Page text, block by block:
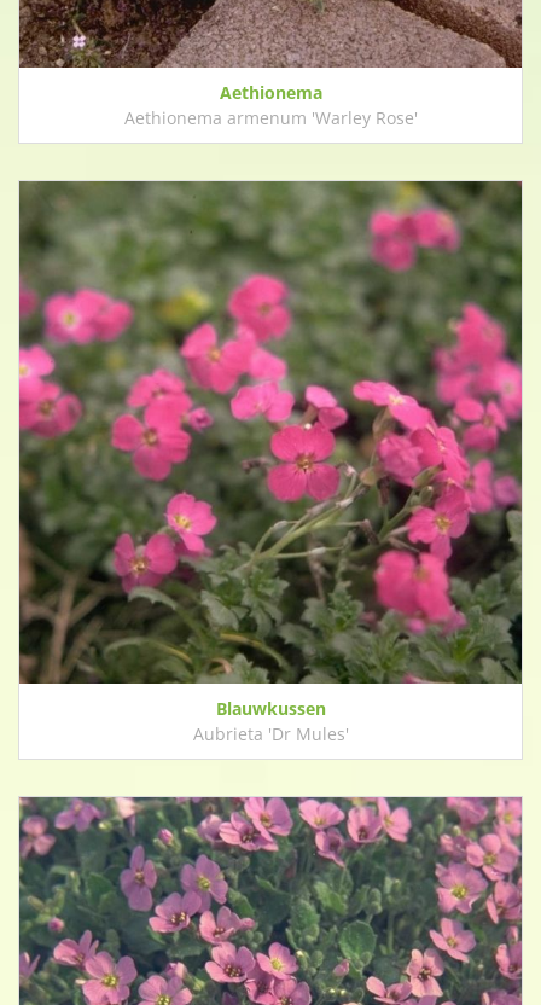
Aethionema
Aethionema armenum 'Warley Rose'
Blauwkussen
Aubrieta 'Dr Mules'